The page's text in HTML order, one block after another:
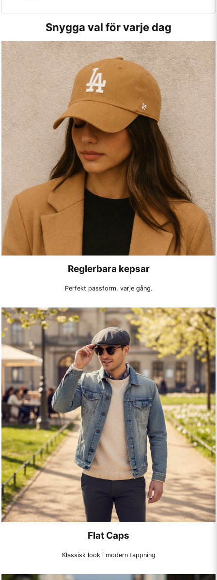
Snygga val för varje dag
Reglerbara kepsar
Perfekt passform, varje gång.
Flat Caps
Klassisk look i modern tappning